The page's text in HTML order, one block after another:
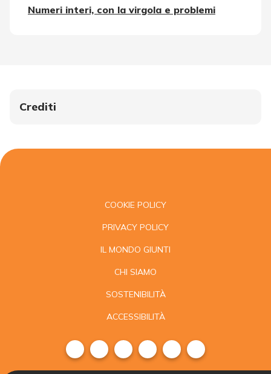
Numeri interi, con la virgola e problemi
Crediti
COOKIE POLICY
PRIVACY POLICY
IL MONDO GIUNTI
CHI SIAMO
SOSTENIBILITÀ
ACCESSIBILITÀ